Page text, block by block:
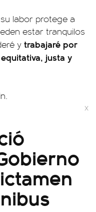
labor protege a
estar tranquilos
y trabajaré por
justa y
X